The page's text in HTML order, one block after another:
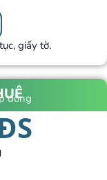
giấy tờ.
đồng